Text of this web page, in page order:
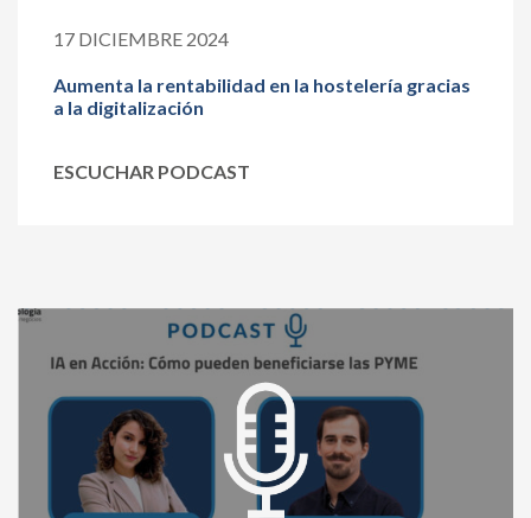
17 DICIEMBRE 2024
Aumenta la rentabilidad en la hostelería gracias
a la digitalización
ESCUCHAR PODCAST